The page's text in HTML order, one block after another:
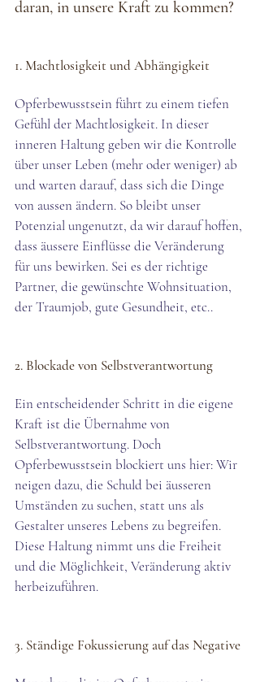
daran, in unsere Kraft zu kommen?
1. Machtlosigkeit und Abhängigkeit
Opferbewusstsein führt zu einem tiefen
Gefühl der Machtlosigkeit. In dieser
inneren Haltung geben wir die Kontrolle
über unser Leben (mehr oder weniger) ab
und warten darauf, dass sich die Dinge
von aussen ändern. So bleibt unser
Potenzial ungenutzt, da wir darauf hoffen,
dass äussere Einflüsse die Veränderung
für uns bewirken. Sei es der richtige
Partner, die gewünschte Wohnsituation,
der Traumjob, gute Gesundheit, etc..
2. Blockade von Selbstverantwortung
Ein entscheidender Schritt in die eigene
Kraft ist die Übernahme von
Selbstverantwortung. Doch
Opferbewusstsein blockiert uns hier: Wir
neigen dazu, die Schuld bei äusseren
Umständen zu suchen, statt uns als
Gestalter unseres Lebens zu begreifen.
Diese Haltung nimmt uns die Freiheit
und die Möglichkeit, Veränderung aktiv
herbeizuführen.
3. Ständige Fokussierung auf das Negative